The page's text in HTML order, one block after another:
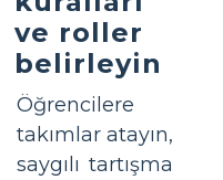
ve roller
belirleyin
Öğrencilere
takımlar atayın,
saygılı tartışma